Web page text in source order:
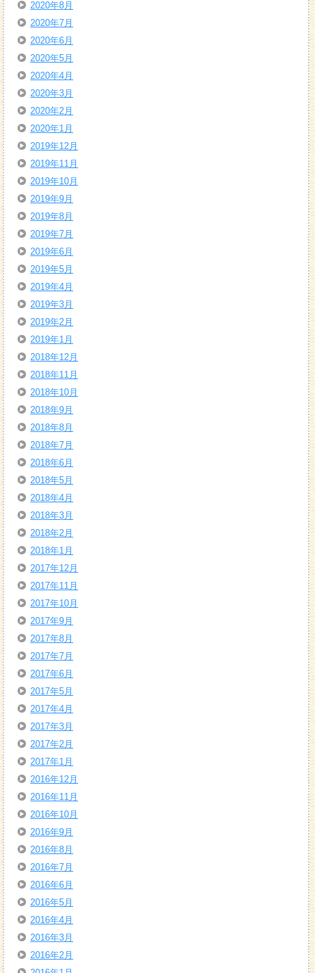
2020年8月
2020年7月
2020年6月
2020年5月
2020年4月
2020年3月
2020年2月
2020年1月
2019年12月
2019年11月
2019年10月
2019年9月
2019年8月
2019年7月
2019年6月
2019年5月
2019年4月
2019年3月
2019年2月
2019年1月
2018年12月
2018年11月
2018年10月
2018年9月
2018年8月
2018年7月
2018年6月
2018年5月
2018年4月
2018年3月
2018年2月
2018年1月
2017年12月
2017年11月
2017年10月
2017年9月
2017年8月
2017年7月
2017年6月
2017年5月
2017年4月
2017年3月
2017年2月
2017年1月
2016年12月
2016年11月
2016年10月
2016年9月
2016年8月
2016年7月
2016年6月
2016年5月
2016年4月
2016年3月
2016年2月